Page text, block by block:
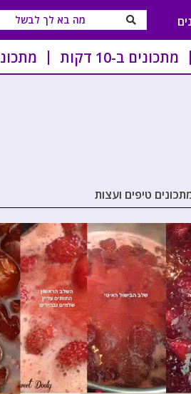
מתכונים ב-10 דקות
טיפים ועצות